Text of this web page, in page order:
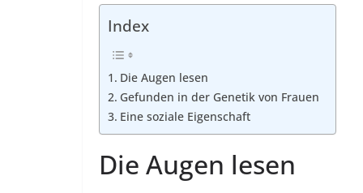
Index
Die Augen lesen
Gefunden in der Genetik von Frauen
Eine soziale Eigenschaft
Die Augen lesen